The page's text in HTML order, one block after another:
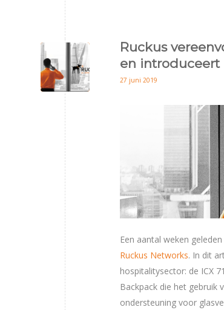
Ruckus
en introduceert
27 juni 2019
Een aantal weken
Ruckus Networks. In dit
hospitalitysector: de ICX
Backpack die het gebruik
ondersteuning voor